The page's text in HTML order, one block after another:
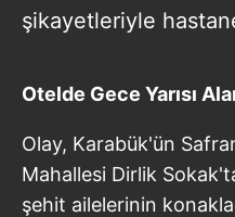
şikayetleriyle
Otelde Gece Yarısı
Olay, Karabük'ün
Mahallesi Dirlik
şehit ailelerinin